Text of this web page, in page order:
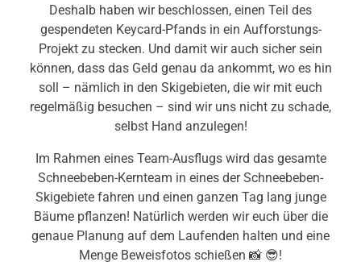
Deshalb haben wir beschlossen, einen Teil des
gespendeten Keycard-Pfands in ein Aufforstungs-
Projekt zu stecken. Und damit wir auch sicher sein
können, dass das Geld genau da ankommt, wo es hin
soll – nämlich in den Skigebieten, die wir mit euch
regelmäßig besuchen – sind wir uns nicht zu schade,
selbst Hand anzulegen!
Im Rahmen eines Team-Ausflugs wird das gesamte
Schneebeben-Kernteam in eines der Schneebeben-
Skigebiete fahren und einen ganzen Tag lang junge
Bäume pflanzen! Natürlich werden wir euch über die
genaue Planung auf dem Laufenden halten und eine
Menge Beweisfotos schießen 📸 😎!